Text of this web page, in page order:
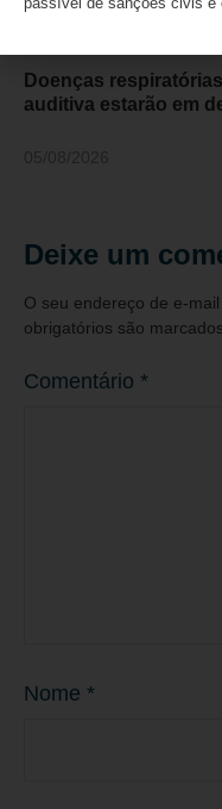
Doenças
auditiva estarão em
Deixe um
O seu endereço de e-
obrigatórios são
Comentário *
Nome *